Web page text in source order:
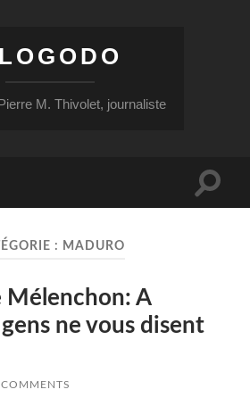
M. Thivolet, journaliste
Toggle
: MADURO
Mélenchon: A
gens ne vous disent